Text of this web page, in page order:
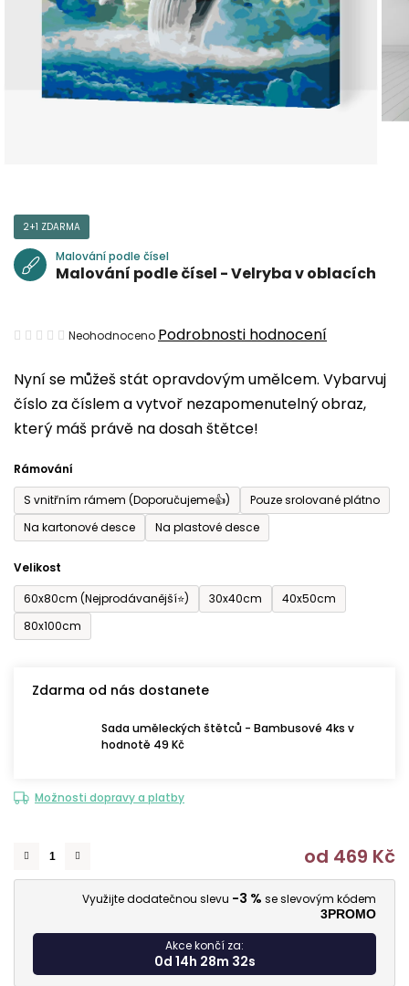
Nyní se můžeš stát opravdovým umělcem. Vybarvuj
číslo za číslem a vytvoř nezapomenutelný obraz,
který máš právě na dosah štětce!
Rámování
S vnitřním rámem (Doporučujeme👍)
Pouze srolované plátno
Na kartonové desce
Na plastové desce
Velikost
60x80cm (Nejprodávanější⭐)
30x40cm
40x50cm
80x100cm
Zdarma od nás dostanete
Sada uměleckých štětců - Bambusové 4ks v
hodnotě 49 Kč
Možnosti dopravy a platby
od 469 Kč
Využijte dodatečnou slevu -3 % se slevovým kódem
3PROMO
Akce končí za:
0d 14h 28m 31s
2+1 ZDARMA
Malování podle čísel
Malování podle čísel - Velryba v oblacích
Průměrné
produktu
je
0,0
5
hvězdiček.
Neohodnoceno Podrobnosti hodnocení